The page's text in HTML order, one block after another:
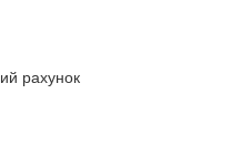
рахунок